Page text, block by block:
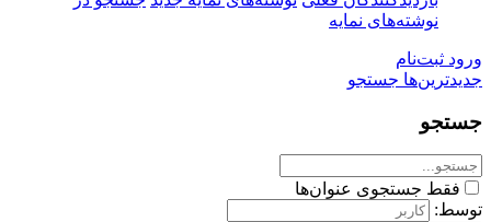
نوشته‌های نمایه
ورود ثبت‌نام
جدیدترین‌ها جستجو
جستجو
فقط جستجوی عنوان‌ها
توسط: